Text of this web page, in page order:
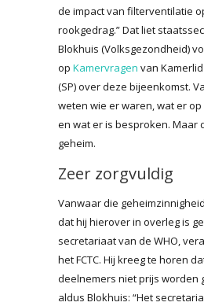
de impact van filterventilatie
rookgedrag.” Dat liet
Blokhuis (Volksgezondheid)
op Kamervragen van
(SP) over deze bijeenkomst.
weten wie er waren, wat er
en wat er is besproken. Maar
geheim.
Zeer zorgvuldig
Vanwaar die
dat hij hierover in overleg is
secretariaat van de WHO,
het FCTC. Hij kreeg te horen
deelnemers niet prijs worden
aldus Blokhuis: “Het